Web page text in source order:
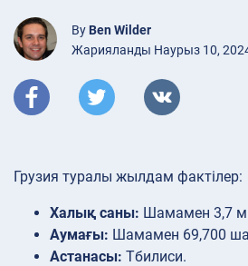
By Ben Wilder
Жарияланды Наурыз 10,
Грузия туралы жылдам фактілер:
Халық саны: Шамамен 3,7
Аумағы: Шамамен 69,700
Астанасы: Тбилиси.